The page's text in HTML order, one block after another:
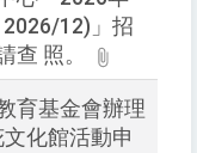
12)」招
查 照。
育基金會辦理
化館活動申